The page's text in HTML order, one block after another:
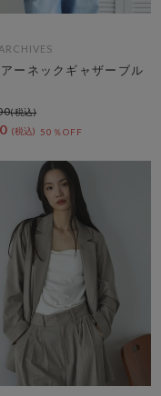
ーネックギャザーブル
50％OFF